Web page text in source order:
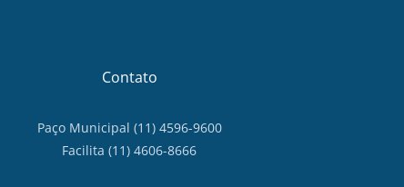
Contato
Paço Municipal (11) 4596-9600
Facilita (11) 4606-8666